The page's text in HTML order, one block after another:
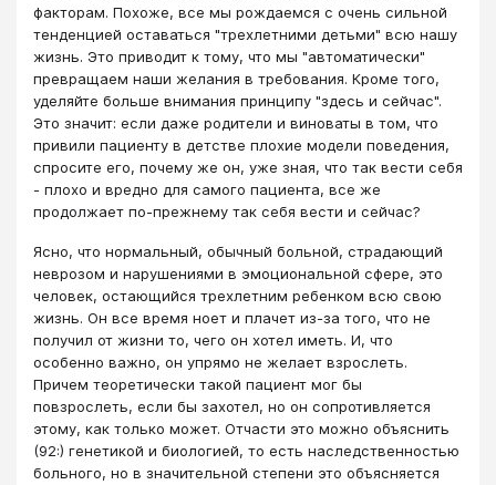
факторам. Похоже, все мы рождаемся с очень сильной
тенденцией оставаться "трехлетними детьми" всю нашу
жизнь. Это приводит к тому, что мы "автоматически"
превращаем наши желания в требования. Кроме того,
уделяйте больше внимания принципу "здесь и сейчас".
Это значит: если даже родители и виноваты в том, что
привили пациенту в детстве плохие модели поведения,
спросите его, почему же он, уже зная, что так вести себя
- плохо и вредно для самого пациента, все же
продолжает по-прежнему так себя вести и сейчас?
Ясно, что нормальный, обычный больной, страдающий
неврозом и нарушениями в эмоциональной сфере, это
человек, остающийся трехлетним ребенком всю свою
жизнь. Он все время ноет и плачет из-за того, что не
получил от жизни то, чего он хотел иметь. И, что
особенно важно, он упрямо не желает взрослеть.
Причем теоретически такой пациент мог бы
повзрослеть, если бы захотел, но он сопротивляется
этому, как только может. Отчасти это можно объяснить
(92:) генетикой и биологией, то есть наследственностью
больного, но в значительной степени это объясняется